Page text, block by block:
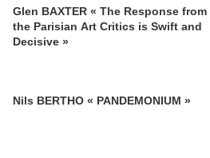
Glen BAXTER « The Response from
the Parisian Art Critics is Swift and
Decisive »
Nils BERTHO « PANDEMONIUM »